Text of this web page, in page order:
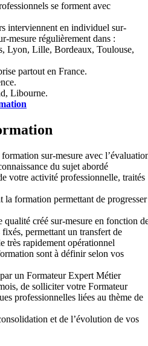
se forment avec
interviennent en individuel sur-
mesure régulièrement dans :
Lyon, Lille, Bordeaux, Toulouse,
partout en France.
Libourne.
sur-mesure avec
du sujet abordé
votre activité professionnelle, traités
formation permettant de progresser
créé sur-mesure en fonction
permettant un transfert de
très rapidement opérationnel
sont à définir selon vos
un Formateur Expert Métier
de solliciter votre Formateur
professionnelles liées au thème de
et de l’évolution de vos